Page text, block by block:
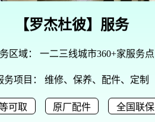
？
【罗杰杜彼】服务
区域： 一二三线城市360+家服务点
务项目： 维修、保养、配件、定制
可取 原厂配件 全国联保